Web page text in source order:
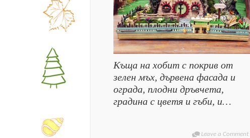
Къща на хобит с покрив от
зелен мъх, дървена фасада и
ограда, плодни дръвчета,
градина с цветя и гъби, и…
Leave a Comment